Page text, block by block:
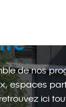
de nos
espaces
ici